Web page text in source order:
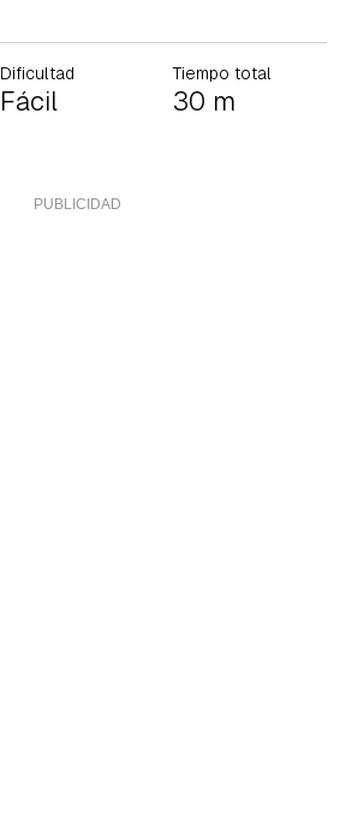
Dificultad
Fácil
Tiempo total
30 m